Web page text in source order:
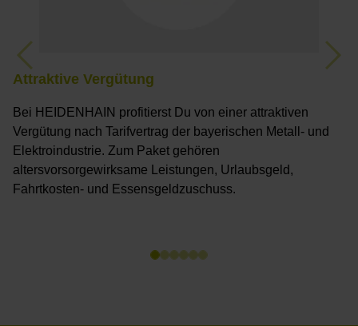
Attraktive Vergütung
Bei HEIDENHAIN profitierst Du von einer attraktiven
Vergütung nach Tarifvertrag der bayerischen Metall- und
Elektroindustrie. Zum Paket gehören
altersvorsorgewirksame Leistungen, Urlaubsgeld,
Fahrtkosten- und Essensgeldzuschuss.
Previous Next